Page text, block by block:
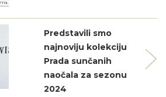
Predstavili smo
najnoviju kolekciju
Prada sunčanih
naočala za sezonu
2024